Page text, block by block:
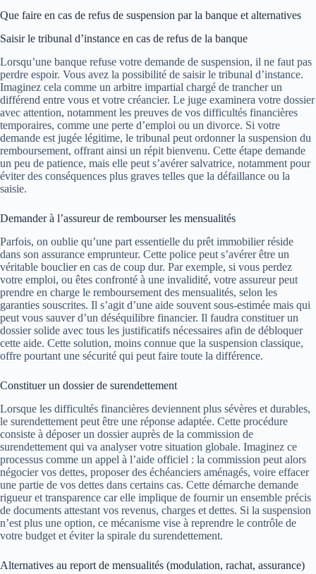
Que faire en cas de refus de suspension par la banque et alternatives
Saisir le tribunal d’instance en cas de refus de la banque
Lorsqu’une banque refuse votre demande de suspension, il ne faut pas
perdre espoir. Vous avez la possibilité de saisir le tribunal d’instance.
Imaginez cela comme un arbitre impartial chargé de trancher un
différend entre vous et votre créancier. Le juge examinera votre dossier
avec attention, notamment les preuves de vos difficultés financières
temporaires, comme une perte d’emploi ou un divorce. Si votre
demande est jugée légitime, le tribunal peut ordonner la suspension du
remboursement, offrant ainsi un répit bienvenu. Cette étape demande
un peu de patience, mais elle peut s’avérer salvatrice, notamment pour
éviter des conséquences plus graves telles que la défaillance ou la
saisie.
Demander à l’assureur de rembourser les mensualités
Parfois, on oublie qu’une part essentielle du prêt immobilier réside
dans son assurance emprunteur. Cette police peut s’avérer être un
véritable bouclier en cas de coup dur. Par exemple, si vous perdez
votre emploi, ou êtes confronté à une invalidité, votre assureur peut
prendre en charge le remboursement des mensualités, selon les
garanties souscrites. Il s’agit d’une aide souvent sous-estimée mais qui
peut vous sauver d’un déséquilibre financier. Il faudra constituer un
dossier solide avec tous les justificatifs nécessaires afin de débloquer
cette aide. Cette solution, moins connue que la suspension classique,
offre pourtant une sécurité qui peut faire toute la différence.
Constituer un dossier de surendettement
Lorsque les difficultés financières deviennent plus sévères et durables,
le surendettement peut être une réponse adaptée. Cette procédure
consiste à déposer un dossier auprès de la commission de
surendettement qui va analyser votre situation globale. Imaginez ce
processus comme un appel à l’aide officiel : la commission peut alors
négocier vos dettes, proposer des échéanciers aménagés, voire effacer
une partie de vos dettes dans certains cas. Cette démarche demande
rigueur et transparence car elle implique de fournir un ensemble précis
de documents attestant vos revenus, charges et dettes. Si la suspension
n’est plus une option, ce mécanisme vise à reprendre le contrôle de
votre budget et éviter la spirale du surendettement.
Alternatives au report de mensualités (modulation, rachat, assurance)